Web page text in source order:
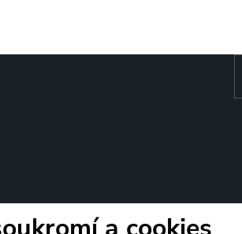
IČ: 27248241